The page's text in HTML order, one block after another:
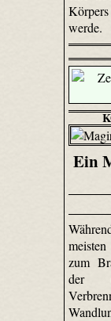
werde.
Ein
zum
der